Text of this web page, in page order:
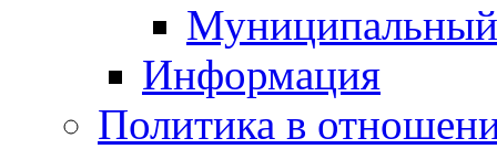
Информация
Политика в